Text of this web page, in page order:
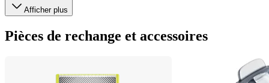
Afficher plus
Pièces de rechange et accessoires